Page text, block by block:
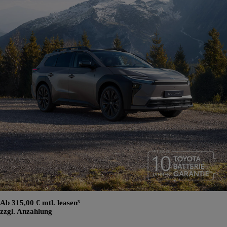
Ab 315,00 € mtl. leasen³
zzgl. Anzahlung